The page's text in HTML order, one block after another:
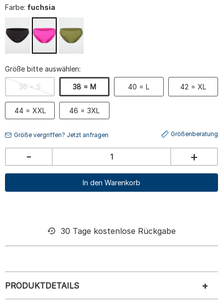
Farbe: fuchsia
Größe bitte auswählen:
36 = S 38 = M 40 = L 42 = XL
44 = XXL 46 = 3XL
Größe vergriffen? Jetzt anfragen Größenberatung
- +
In den Warenkorb
30 Tage kostenlose Rückgabe
PRODUKTDETAILS